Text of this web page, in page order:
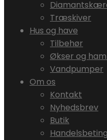
Træskiver
Hus og have
Tilbehør
Økser og
Vandpumper
Om os
Kontakt
Nyhedsbrev
Butik